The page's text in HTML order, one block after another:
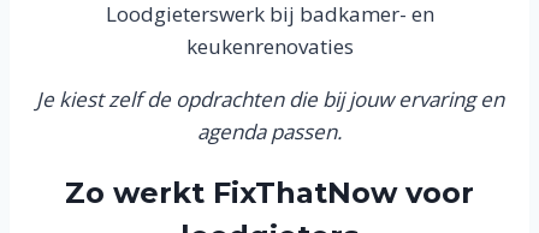
Loodgieterswerk bij badkamer- en
keukenrenovaties
Je kiest zelf de opdrachten die bij jouw ervaring en
agenda passen.
Zo werkt FixThatNow voor